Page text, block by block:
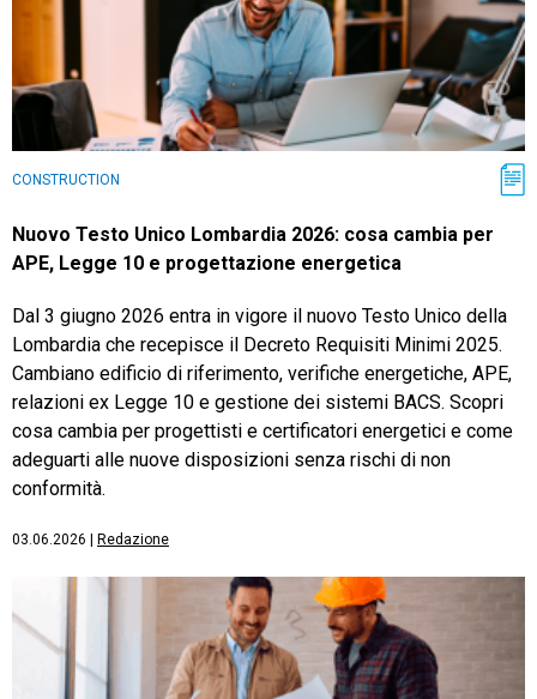
CONSTRUCTION
Nuovo Testo Unico Lombardia 2026: cosa cambia per
APE, Legge 10 e progettazione energetica
Dal 3 giugno 2026 entra in vigore il nuovo Testo Unico della
Lombardia che recepisce il Decreto Requisiti Minimi 2025.
Cambiano edificio di riferimento, verifiche energetiche, APE,
relazioni ex Legge 10 e gestione dei sistemi BACS. Scopri
cosa cambia per progettisti e certificatori energetici e come
adeguarti alle nuove disposizioni senza rischi di non
conformità.
03.06.2026 Redazione